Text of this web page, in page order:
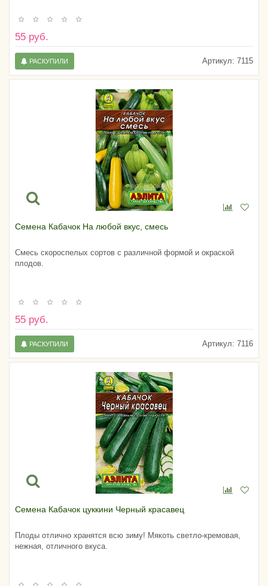
55 руб.
Артикул: 7115
РАСКУПИЛИ
Семена Кабачок На любой вкус, смесь
Смесь скороспелых сортов с различной формой и окраской
плодов.
55 руб.
Артикул: 7116
РАСКУПИЛИ
Семена Кабачок цуккини Черный красавец
Плоды отлично хранятся всю зиму! Мякоть светло-кремовая,
нежная, отличного вкуса.